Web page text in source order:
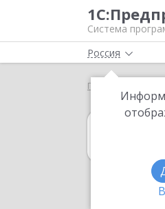
Система
Россия
Главная